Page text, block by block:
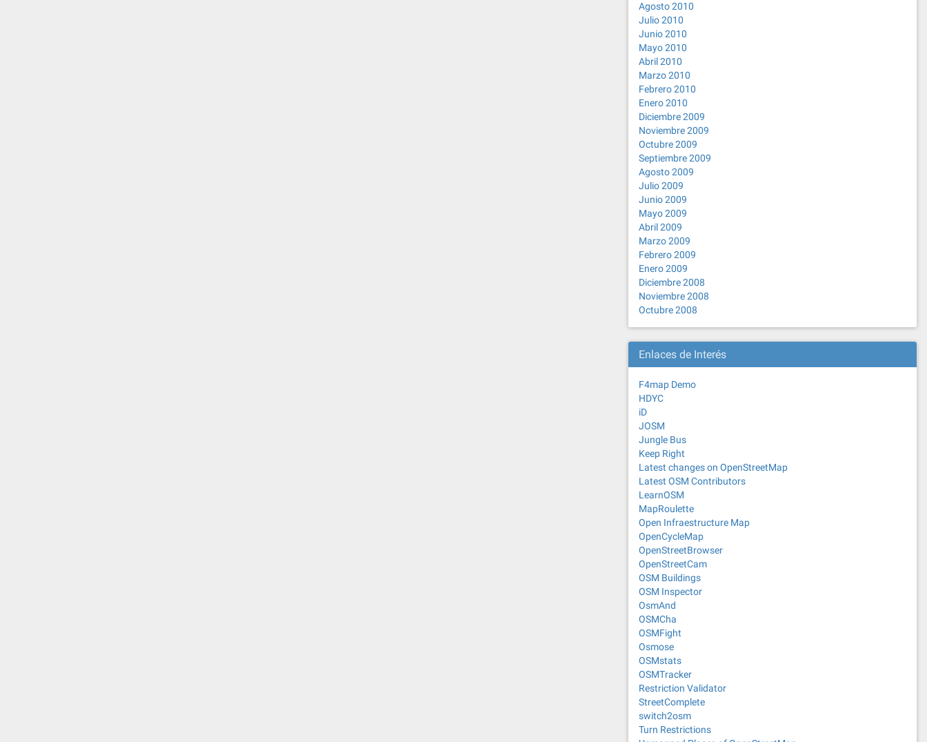
Agosto 2010
Julio 2010
Junio 2010
Mayo 2010
Abril 2010
Marzo 2010
Febrero 2010
Enero 2010
Diciembre 2009
Noviembre 2009
Octubre 2009
Septiembre 2009
Agosto 2009
Julio 2009
Junio 2009
Mayo 2009
Abril 2009
Marzo 2009
Febrero 2009
Enero 2009
Diciembre 2008
Noviembre 2008
Octubre 2008
Enlaces de Interés
F4map Demo
HDYC
iD
JOSM
Jungle Bus
Keep Right
Latest changes on OpenStreetMap
Latest OSM Contributors
LearnOSM
MapRoulette
Open Infraestructure Map
OpenCycleMap
OpenStreetBrowser
OpenStreetCam
OSM Buildings
OSM Inspector
OsmAnd
OSMCha
OSMFight
Osmose
OSMstats
OSMTracker
Restriction Validator
StreetComplete
switch2osm
Turn Restrictions